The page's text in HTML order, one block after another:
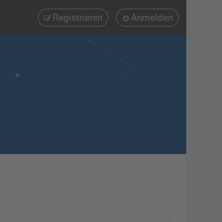
Anmelden
Registrieren